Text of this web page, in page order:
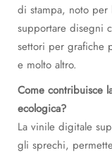
di stampa, noto per
supportare disegni
settori per grafiche
e molto altro.
Come contribuisce
ecologica?
La vinile digitale
gli sprechi,